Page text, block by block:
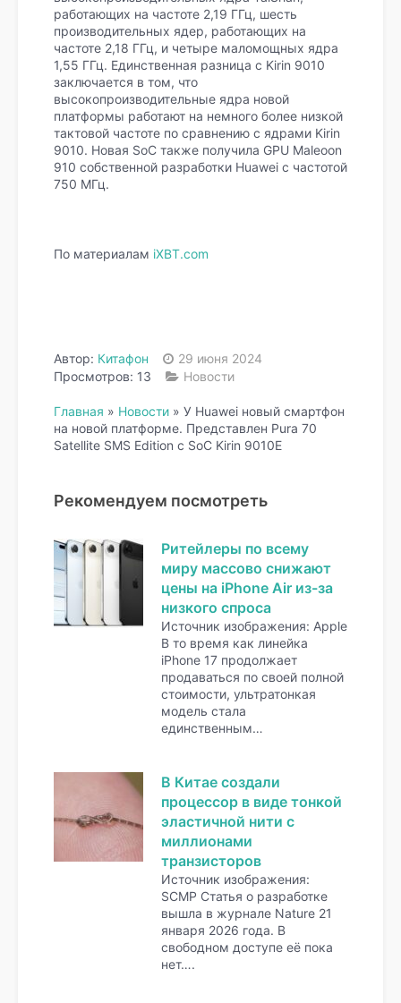
работающих на частоте 2,19 ГГц, шесть
производительных ядер, работающих на
частоте 2,18 ГГц, и четыре маломощных ядра
1,55 ГГц. Единственная разница с Kirin 9010
заключается в том, что
высокопроизводительные ядра новой
платформы работают на немного более низкой
тактовой частоте по сравнению с ядрами Kirin
9010. Новая SoC также получила GPU Maleoon
910 собственной разработки Huawei с частотой
750 МГц.
По материалам iXBT.com
Автор: Китафон
29 июня 2024
Просмотров: 13
Новости
Главная » Новости » У Huawei новый смартфон
на новой платформе. Представлен Pura 70
Satellite SMS Edition с SoC Kirin 9010E
Рекомендуем посмотреть
Ритейлеры по всему
миру массово снижают
цены на iPhone Air из-за
низкого спроса
Источник изображения: Apple
В то время как линейка
iPhone 17 продолжает
продаваться по своей полной
стоимости, ультратонкая
модель стала
единственным…
В Китае создали
процессор в виде тонкой
эластичной нити с
миллионами
транзисторов
Источник изображения:
SCMP Статья о разработке
вышла в журнале Nature 21
января 2026 года. В
свободном доступе её пока
нет….